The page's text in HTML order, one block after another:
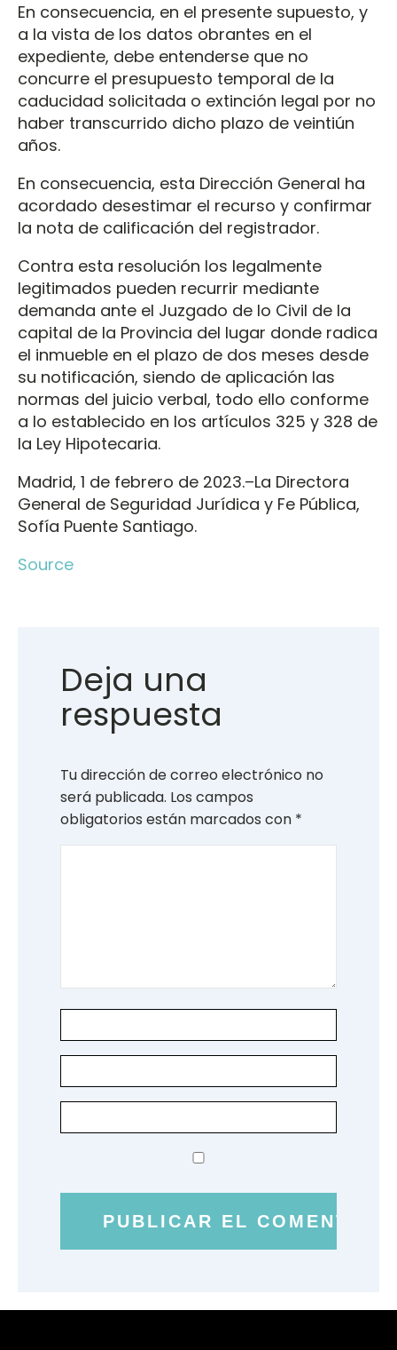
En consecuencia, en el presente supuesto, y
a la vista de los datos obrantes en el
expediente, debe entenderse que no
concurre el presupuesto temporal de la
caducidad solicitada o extinción legal por no
haber transcurrido dicho plazo de veintiún
años.
En consecuencia, esta Dirección General ha
acordado desestimar el recurso y confirmar
la nota de calificación del registrador.
Contra esta resolución los legalmente
legitimados pueden recurrir mediante
demanda ante el Juzgado de lo Civil de la
capital de la Provincia del lugar donde radica
el inmueble en el plazo de dos meses desde
su notificación, siendo de aplicación las
normas del juicio verbal, todo ello conforme
a lo establecido en los artículos 325 y 328 de
la Ley Hipotecaria.
Madrid, 1 de febrero de 2023.–La Directora
General de Seguridad Jurídica y Fe Pública,
Sofía Puente Santiago.
Source
Deja una
respuesta
Tu dirección de correo electrónico no
será publicada. Los campos
obligatorios están marcados con *